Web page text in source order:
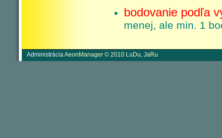
bodovanie podľa
menej, ale min. 1
Administrácia AeonManager © 2010 LuDu, JaRu